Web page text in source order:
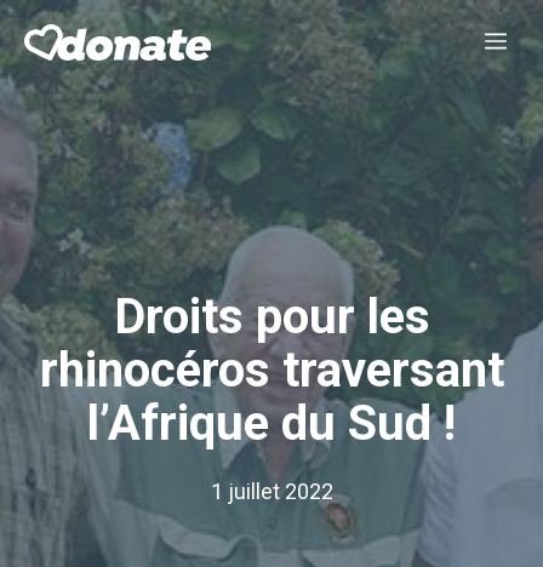
Aller
au
contenu
Droits pour les
rhinocéros traversant
l’Afrique du Sud !
1 juillet 2022